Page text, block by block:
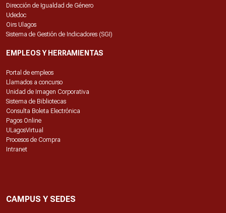
Dirección de Igualdad de Género
Udedoc
Oirs Ulagos
Sistema de Gestión de Indicadores (SGI)
EMPLEOS Y HERRAMIENTAS
Portal de empleos
Llamados a concurso
Unidad de Imagen Corporativa
Sistema de Bibliotecas
Consulta Boleta Electrónica
Pagos Online
ULagosVirtual
Procesos de Compra
Intranet
CAMPUS Y SEDES